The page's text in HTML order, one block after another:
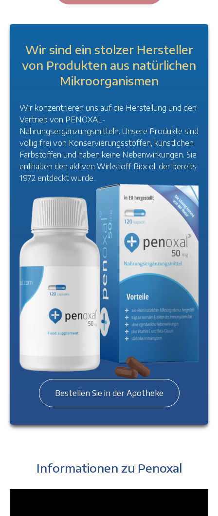
Wir sind ein stolzer Hersteller
von Produkten aus natürlichen
Mikroorganismen
Wir konzentrieren uns auf die Herstellung und den
Vertrieb von PENOXAL-
Nahrungsergänzungsmitteln. Unsere Produkte sind
völlig frei von Konservierungsstoffen, künstlichen
Farbstoffen und haben keine Nebenwirkungen. Sie
enthalten den aktiven Wirkstoff Biocol, der bereits
1972 entdeckt wurde.
Bestellen Sie in der Apotheke
Informationen zu Penoxal